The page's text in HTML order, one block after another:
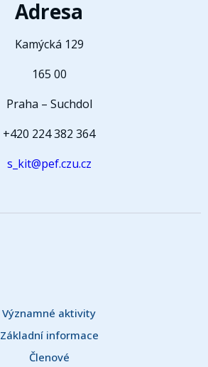
Adresa
Kamýcká 129
165 00
Praha – Suchdol
+420 224 382 364
s_kit@pef.czu.cz
Významné aktivity
Základní informace
Členové